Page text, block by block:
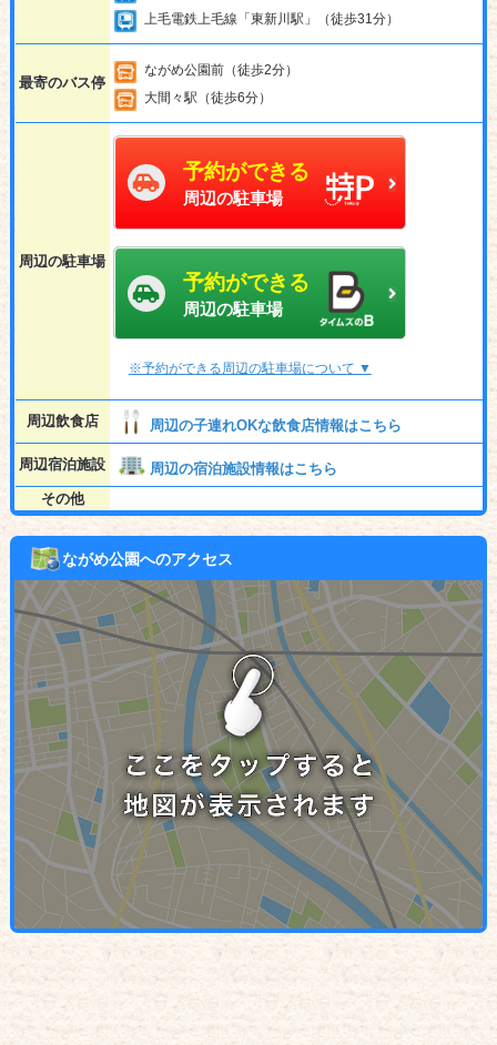
上毛電鉄上毛線「東新川駅」（徒歩31分）
最寄のバス停
ながめ公園前（徒歩2分）
大間々駅（徒歩6分）
周辺の駐車場
予約ができる
周辺の駐車場
予約ができる
周辺の駐車場
※予約ができる周辺の駐車場について ▼
周辺飲食店 周辺の子連れOKな飲食店情報はこちら
周辺宿泊施設
周辺の宿泊施設情報はこちら
その他
ながめ公園へのアクセス